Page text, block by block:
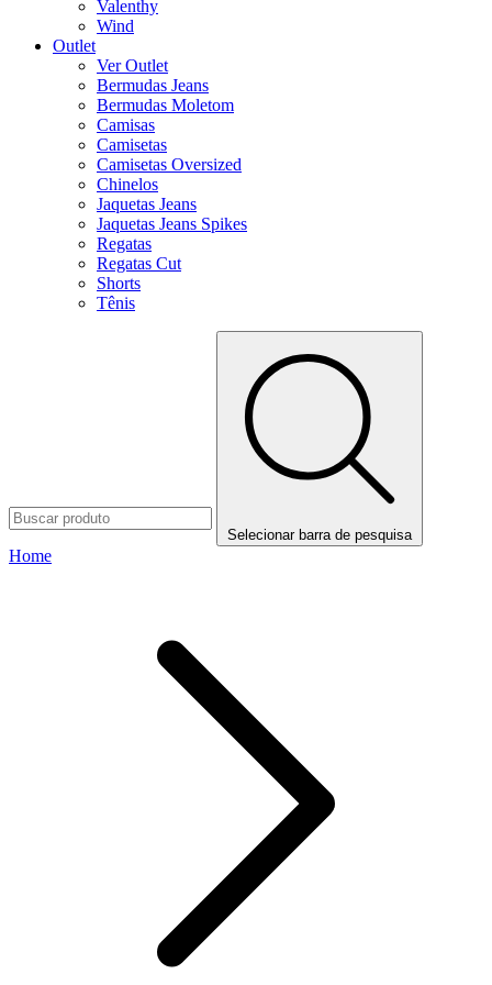
Valenthy
Wind
Outlet
Ver Outlet
Bermudas Jeans
Bermudas Moletom
Camisas
Camisetas
Camisetas Oversized
Chinelos
Jaquetas Jeans
Jaquetas Jeans Spikes
Regatas
Regatas Cut
Shorts
Tênis
Selecionar barra de pesquisa
Home